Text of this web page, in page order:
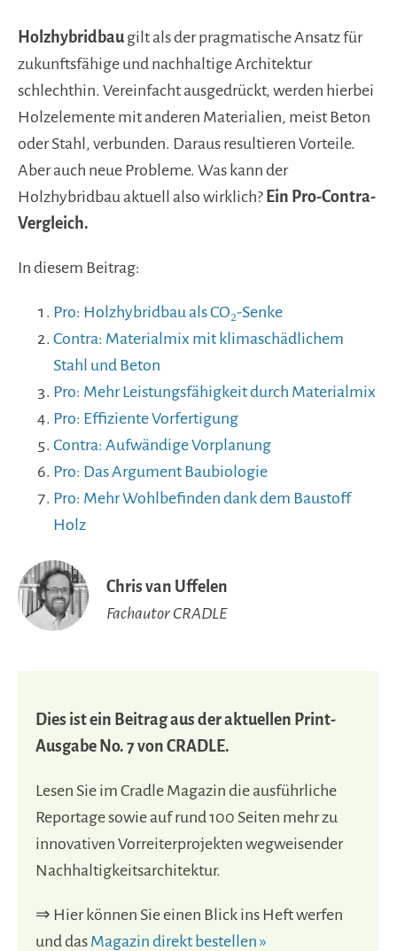
Holzhybridbau gilt als der pragmatische Ansatz für
zukunftsfähige und nachhaltige Architektur
schlechthin. Vereinfacht ausgedrückt, werden hierbei
Holzelemente mit anderen Materialien, meist Beton
oder Stahl, verbunden. Daraus resultieren Vorteile.
Aber auch neue Probleme. Was kann der
Holzhybridbau aktuell also wirklich? Ein Pro-Contra-
Vergleich.
In diesem Beitrag:
Pro: Holzhybridbau als CO₂-Senke
Contra: Materialmix mit klimaschädlichem
Stahl und Beton
Pro: Mehr Leistungsfähigkeit durch Materialmix
Pro: Effiziente Vorfertigung
Contra: Aufwändige Vorplanung
Pro: Das Argument Baubiologie
Pro: Mehr Wohlbefinden dank dem Baustoff
Holz
Chris van Uffelen
Fachautor CRADLE
Dies ist ein Beitrag aus der aktuellen Print-
Ausgabe No. 7 von CRADLE.
Lesen Sie im Cradle Magazin die ausführliche
Reportage sowie auf rund 100 Seiten mehr zu
innovativen Vorreiterprojekten wegweisender
Nachhaltigkeitsarchitektur.
⇒ Hier können Sie einen Blick ins Heft werfen
und das Magazin direkt bestellen »